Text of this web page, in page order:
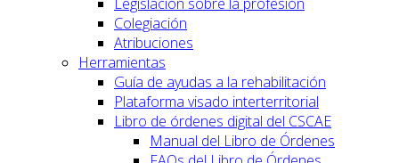
Colegiación
Atribuciones
Herramientas
Guía de ayudas a la rehabilitación
Plataforma visado interterritorial
Libro de órdenes digital del CSCAE
Manual del Libro de Órdenes